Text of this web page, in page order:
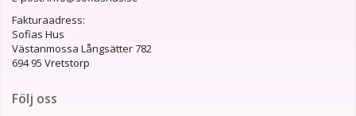
Fakturaadress:
Sofias Hus
Västanmossa Långsätter 782
694 95 Vretstorp
Följ oss